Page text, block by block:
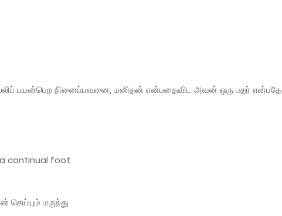
பயன்பெற நினைப்பவனை, மனிதன் என்பதைவிட அவன் ஒரு பதர் என்பதே
continual foot
மருந்து